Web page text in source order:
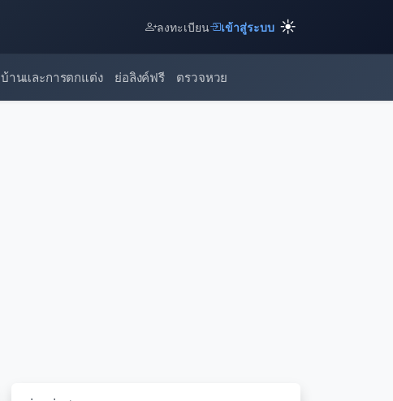
ลงทะเบียน เข้าสู่ระบบ ☀️
บ้านและการตกแต่ง ย่อลิงค์ฟรี ตรวจหวย